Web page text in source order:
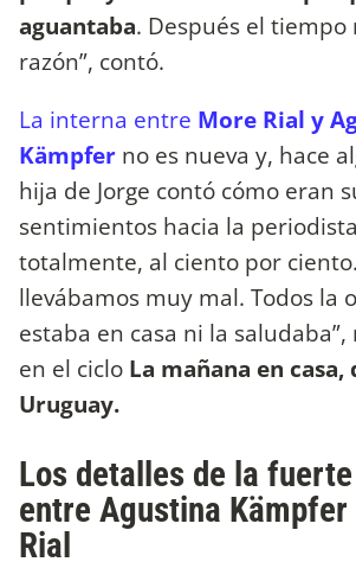
aguantaba. Después el tiempo
razón”, contó.
La interna entre More Rial y
Kämpfer no es nueva y, hace
hija de Jorge contó cómo eran
sentimientos hacia la
totalmente, al ciento por
llevábamos muy mal. Todos la
estaba en casa ni la
en el ciclo La mañana en casa,
Uruguay.
Los detalles de la
entre Agustina Kämpfer
Rial